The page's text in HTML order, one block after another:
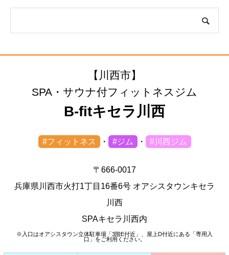
【川西市】
SPA・サウナ付フィットネスジム
B-fitキセラ川西
#フィットネス ・ #ジム ・ #川西ジム
〒666-0017
兵庫県川西市火打1丁目16番6号 オアシスタウンキセラ
川西
SPAキセラ川西内
※入口はオアシスタウン立体駐車場「3階E付近」、屋上D付近にある「専用入
口」をご利用ください。